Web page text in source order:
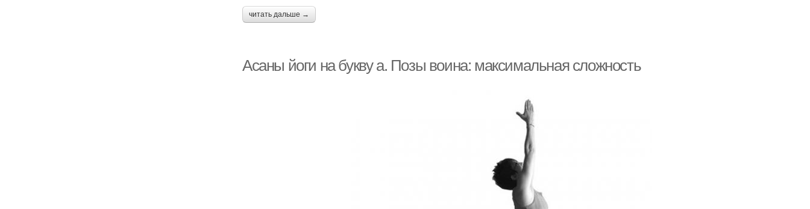
читать дальше →
Асаны йоги на букву а. Позы воина: максимальная сложность